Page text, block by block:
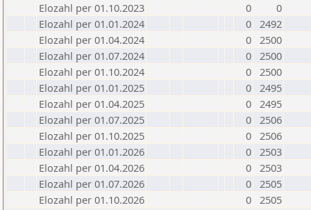
Elozahl per 01.10.2023
0
0
Elozahl per 01.01.2024
0 2492
Elozahl per 01.04.2024
0 2500
Elozahl per 01.07.2024
0 2500
Elozahl per 01.10.2024
0 2500
Elozahl per 01.01.2025
0 2495
Elozahl per 01.04.2025
0 2495
Elozahl per 01.07.2025
0 2506
Elozahl per 01.10.2025
0 2506
Elozahl per 01.01.2026
0 2503
Elozahl per 01.04.2026
0 2503
Elozahl per 01.07.2026
0 2505
Elozahl per 01.10.2026
0 2505